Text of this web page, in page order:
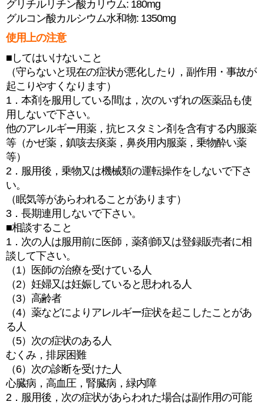
グリチルリチン酸カリウム: 180mg
グルコン酸カルシウム水和物: 1350mg
使用上の注意
■してはいけないこと
（守らないと現在の症状が悪化したり，副作用・事故が
起こりやすくなります）
1．本剤を服用している間は，次のいずれの医薬品も使
用しないで下さい。
他のアレルギー用薬，抗ヒスタミン剤を含有する内服薬
等（かぜ薬，鎮咳去痰薬，鼻炎用内服薬，乗物酔い薬
等）
2．服用後，乗物又は機械類の運転操作をしないで下さ
い。
（眠気等があらわれることがあります）
3．長期連用しないで下さい。
■相談すること
1．次の人は服用前に医師，薬剤師又は登録販売者に相
談して下さい。
（1）医師の治療を受けている人
（2）妊婦又は妊娠していると思われる人
（3）高齢者
（4）薬などによりアレルギー症状を起こしたことがあ
る人
（5）次の症状のある人
むくみ，排尿困難
（6）次の診断を受けた人
心臓病，高血圧，腎臓病，緑内障
2．服用後，次の症状があらわれた場合は副作用の可能